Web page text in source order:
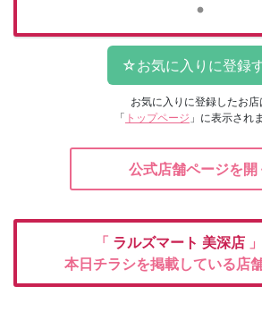
お気に入りに登録したお店
「 トップページ 」に表示され
公式店舗ページを開
「 ラルズマート 美深店
本日チラシを掲載している店